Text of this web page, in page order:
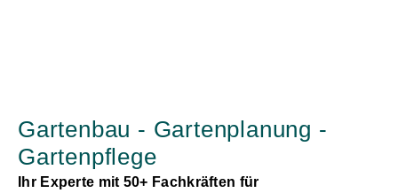
Gartenbau - Gartenplanung -
Gartenpflege
Ihr Experte mit 50+ Fachkräften für